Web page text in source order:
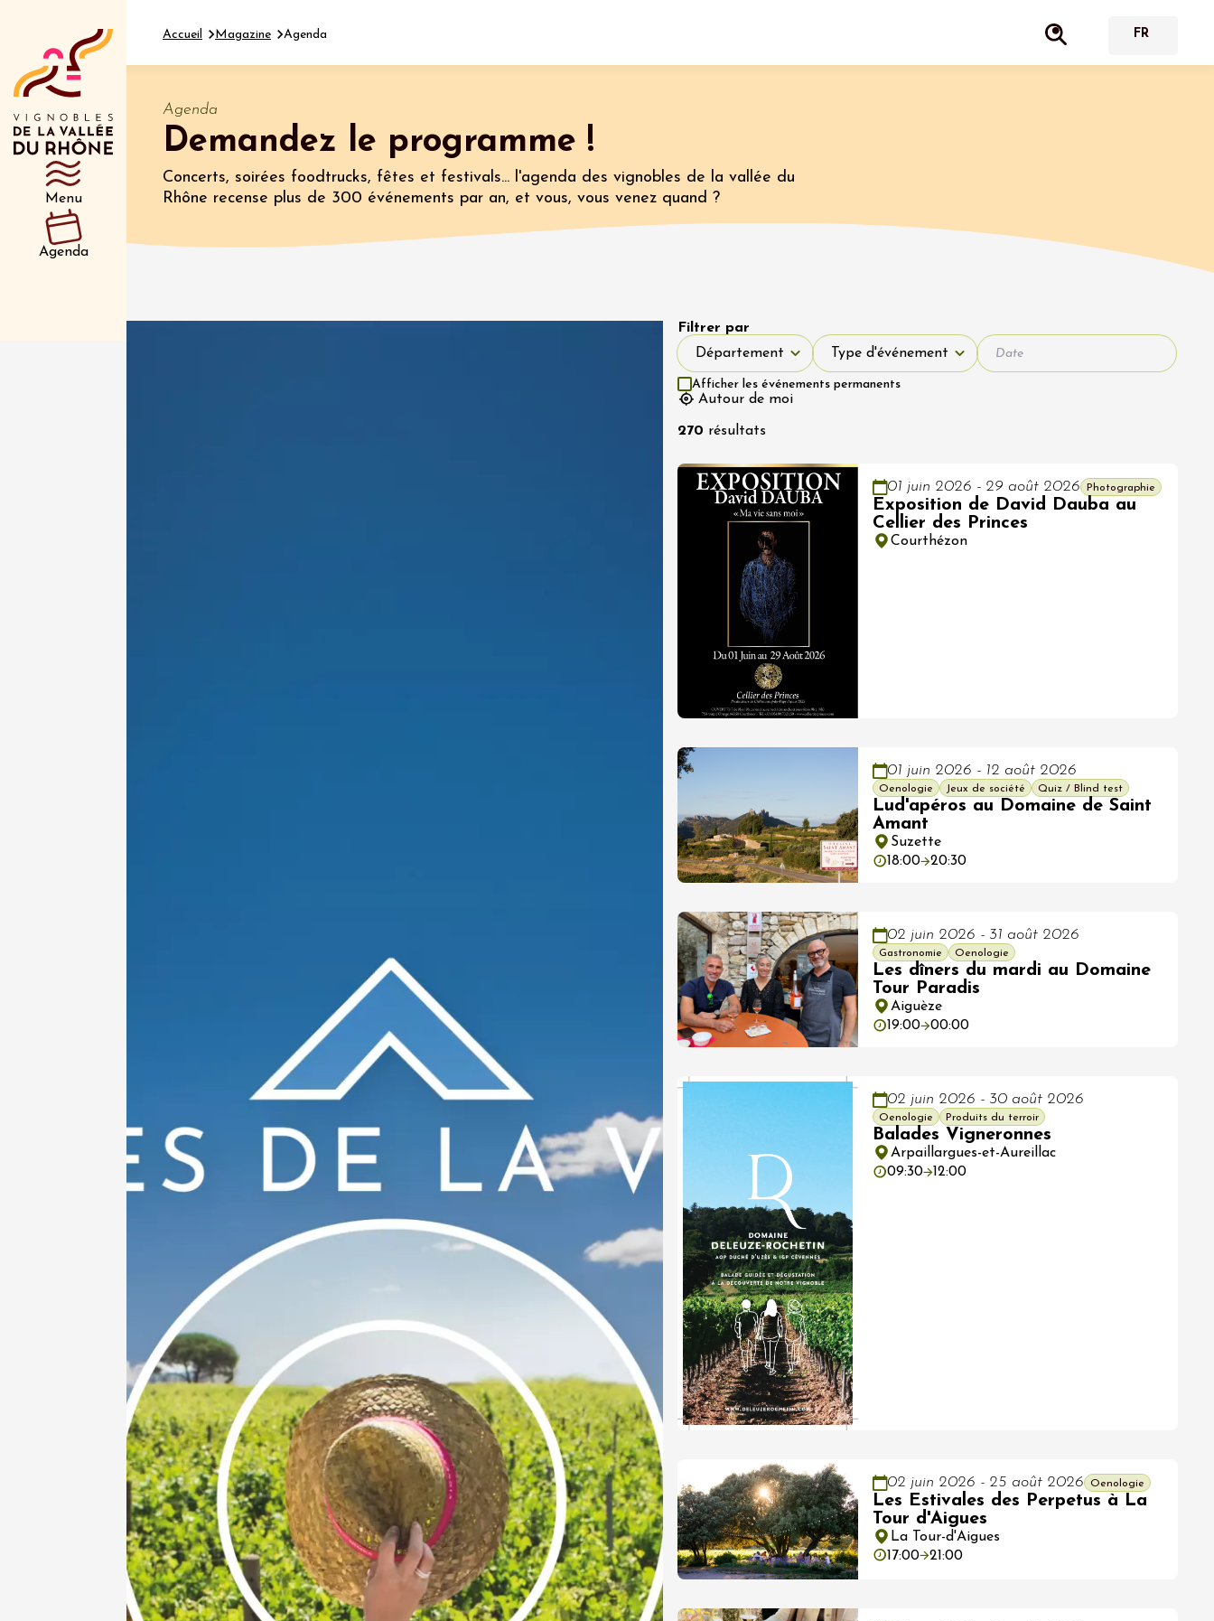
Menu
Agenda
Département Type d’événement
et plus
Beaucaire
11:00
07 août 2026 - 08 août 2026
et plus
Oenologie
Le Bar Ephémère à la
Chapelle de l'Hermitage -
Tain-l'Hermitage
18:00
Sentier Coquillade –
Parcours viticole avec
dégustation des vins du
07 août 2026 et plus
Musique de variété
Oenologie
Produits du terroir
Théâtre d'improvisation
Les Vendredis Sunset &
Scène
Suzette
19:00
23:00
Accueil Magazine Agenda
Agenda
Demandez le programme !
Concerts, soirées foodtrucks, fêtes et festivals... l'agenda des vignobles de la vallée du
Rhône recense plus de 300 événements par an, et vous, vous venez quand ?
Autour de moi
Filtrer par
Département
Département
Type d'événement
Type d'événement
Afficher les événements permanents
270 résultats
01 juin 2026 - 29 août 2026 Photographie
Exposition de David Dauba au
Cellier des Princes
Courthézon
01 juin 2026 - 12 août 2026
Oenologie Jeux de société Quiz / Blind test
Lud'apéros au Domaine de Saint
Amant
Suzette
18:00
20:30
02 juin 2026 - 31 août 2026
Gastronomie Oenologie
Les dîners du mardi au Domaine
Tour Paradis
Aiguèze
19:00
00:00
02 juin 2026 - 30 août 2026
Oenologie Produits du terroir
Balades Vigneronnes
Arpaillargues-et-Aureillac
09:30
12:00
02 juin 2026 - 25 août 2026 Oenologie
Les Estivales des Perpetus à La
Tour d'Aigues
La Tour-d'Aigues
17:00
21:00